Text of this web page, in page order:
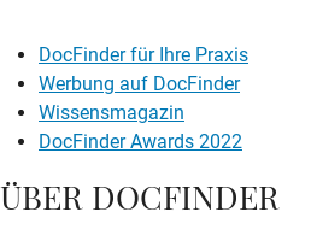
DocFinder für Ihre Praxis
Werbung auf DocFinder
Wissensmagazin
DocFinder Awards 2022
ÜBER DOCFINDER